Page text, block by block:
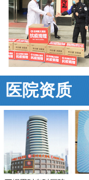
医院资质